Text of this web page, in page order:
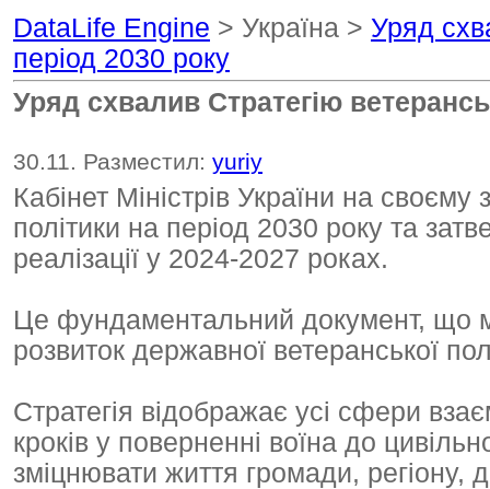
DataLife Engine > Україна > Уряд
період 2030 року
Уряд схвалив Стратегію
30.11. Разместил: yuriy
Кабінет Міністрів України на своєму
політики на період 2030 року та
реалізації у 2024-2027 роках.
Це фундаментальний документ, що
розвиток державної ветеранської
Стратегія відображає усі сфери
кроків у поверненні воїна до
зміцнювати життя громади, регіону,